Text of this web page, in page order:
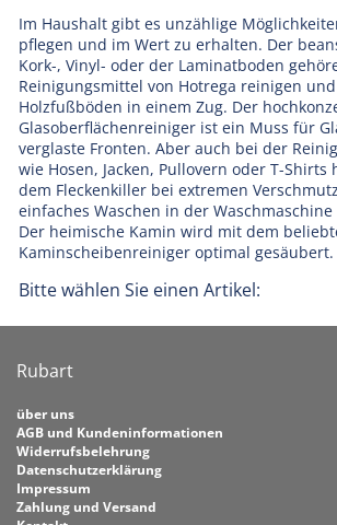
Im Haushalt gibt es unzählige
pflegen und im Wert zu erhalten. Der
Kork-, Vinyl- oder der Laminatboden
Reinigungsmittel von Hotrega reinigen
Holzfußböden in einem Zug. Der
Glasoberflächenreiniger ist ein Muss für
verglaste Fronten. Aber auch bei der
wie Hosen, Jacken, Pullovern oder T-
dem Fleckenkiller bei extremen
einfaches Waschen in der
Der heimische Kamin wird mit dem
Kaminscheibenreiniger optimal gesäubert.
Bitte wählen Sie einen Artikel:
Rubart
über uns
AGB und Kundeninformationen
Widerrufsbelehrung
Datenschutzerklärung
Impressum
Zahlung und Versand